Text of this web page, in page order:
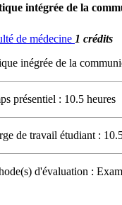
intégrée de la
de médecine 1 crédits
inégrée de la
présentiel : 10.5 heures
de travail étudiant :
d'évaluation :